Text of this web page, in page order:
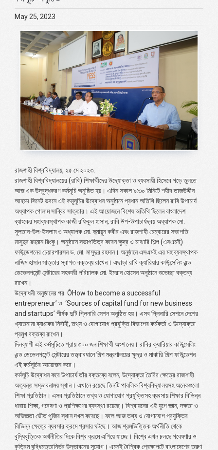
May 25, 2023
রাজশাহী বিশ্ববিদ্যালয়, ২৫ মে ২০২৩:
রাজশাহী বিশ্ববিদ্যালয়ের (রাবি) শিক্ষার্থীদের উদ্যোক্তা ও ব্যবসায়ী হিসেবে গড়ে তুলতে
আজ এক উদ্বুদ্ধকরণ কর্মসূচি অনুষ্ঠিত হয়। এদিন সকাল ৯:৩০ মিনিটে শহীদ তাজউদ্দীন
আহমদ সিনেট ভবনে এই কমূসূচির উদ্বোধন অনুষ্ঠানে প্রধান অতিথি ছিলেন রাবি উপাচার্য
অধ্যাপক গোলাম সাব্বির সাত্তার। এই আয়োজনে বিশেষ অতিথি ছিলেন বাংলাদেশ
ব্যাংকের মহাব্যবস্থাপক কাজী রফিকুল হাসান, রাবি উপ-উপাচার্যদ্বয় অধ্যাপক মো.
সুলতান-উল-ইসলাম ও অধ্যাপক মো. হুমায়ুন কবীর এবং রাজশাহী চেম্বারের সভাপতি
মাসুদুর রহমান রিংকু। অনুষ্ঠানে সভাপতিত্ব করেন ক্ষুদ্র ও মাঝারি শিল্প (এসএমই)
ফাউন্ডেশনের চেয়ারপারসন ড. মো. মাসুদুর রহমান। অনুষ্ঠানে এসএমই এর মহাব্যবস্থাপক
নাজিম হাসান সাত্তার স্বাগত বক্তব্য রাখেন। এছাড়া রাবি ক্যারিয়ার কাউন্সেলিং এন্ড
ডেভেলপমেন্ট সেন্টারের সহকারী পরিচালক মো. ইমরান হোসেন অনুষ্ঠানে শুভেচ্ছা বক্তব্য
রাখেন।
উদ্বোধনী অনুষ্ঠানের পর ÔHow to become a successful
entrepreneur’ ও ‘Sources of capital fund for new business
and startups’ শীর্ষক দুটি প্লিনারি সেশন অনুষ্ঠিত হয়। এসব প্লিনারি সেশনে দেশের
খ্যাতনামা ব্যাংকের নির্বাহী, তথ্য ও যোগাযোগ প্রযুক্তি বিভাগের কর্মকর্তা ও উদ্যোক্তা
প্রমুখ বক্তব্য রাখেন।
দিনব্যাপী এই কর্মসূচিতে প্রায় ৩০০ জন শিক্ষার্থী অংশ নেয়। রাবির ক্যারিয়ার কাউন্সেলিং
এন্ড ডেভেলপমেন্ট সেন্টারের তত্ত্বাবধানে শিল্প মন্ত্রণালয়ের ক্ষুদ্র ও মাঝারি শিল্প ফাউন্ডেশন
এই কর্মসূচির আয়োজন করে।
কর্মসূচি উদ্বোধন করে উপাচার্য তাঁর বক্তব্যে বলেন, উদ্যোক্তা তৈরির ক্ষেত্রে রাজশাহী
অত্যন্ত সম্ভাবনাময় স্থান। এখানে রয়েছে তিনটি পাবলিক বিশ্ববিদ্যালয়সহ অনেকগুলো
শিক্ষা প্রতিষ্ঠান। এসব প্রতিষ্ঠানে তথ্য ও যোগাযোগ প্রযুক্তিসহ ব্যবসায় শিক্ষার বিভিন্ন
ধারায় শিক্ষা, গবেষণা ও প্রশিক্ষণের ব্যবস্থা রয়েছে। বিশ্বায়নের এই যুগে জ্ঞান, দক্ষতা ও
অভিজ্ঞতা ভৌত পুজির স্থান দখল করেছে। ফলে আজ তথ্য ও যোগাযোগ প্রযুক্তির
বিভিন্ন ক্ষেত্রে ব্যবসার ক্রমে প্রসার ঘটছে। আজ শ্রমভিত্তিক অর্থনীতি থেকে
বুদ্ধিবৃত্তিক অর্থনীতির দিকে বিশ্ব ক্রমে এগিয়ে যাচ্ছে। বিশ্বে এখন চলছে গবেষণার ও
কৃত্রিম বুদ্ধিমত্তানির্ভর উদ্ভাবনের সুযোগ। এমনই বৈশ্বিক প্রেক্ষাপটে বাংলাদেশের তরুণ